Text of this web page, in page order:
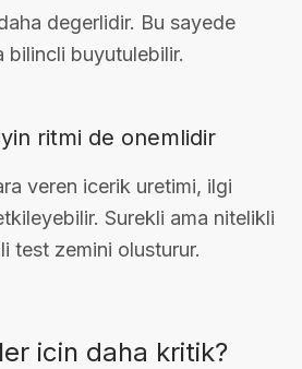
degerlidir. Bu sayede
bilincli buyutulebilir.
ritmi de onemlidir
veren icerik uretimi, ilgi
Surekli ama nitelikli
test zemini olusturur.
icin daha kritik?